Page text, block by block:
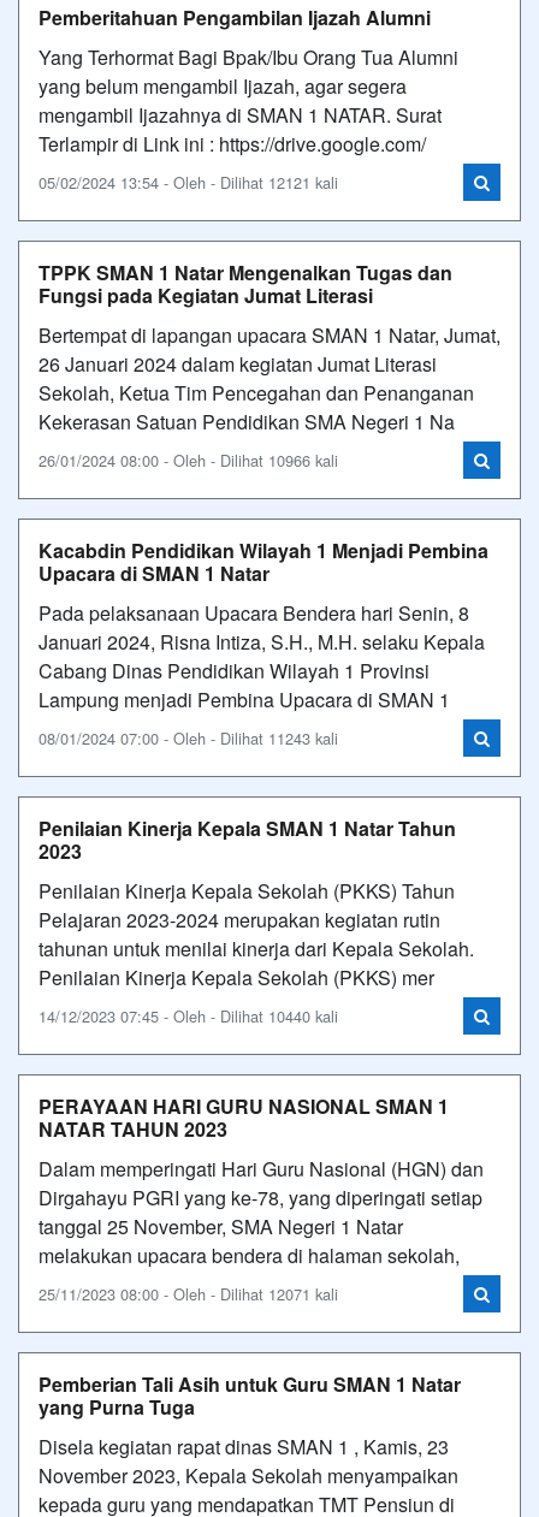
Pemberitahuan Pengambilan Ijazah Alumni
Yang Terhormat Bagi Bpak/Ibu Orang Tua Alumni
yang belum mengambil Ijazah, agar segera
mengambil Ijazahnya di SMAN 1 NATAR. Surat
Terlampir di Link ini : https://drive.google.com/
05/02/2024 13:54 - Oleh - Dilihat 12121 kali
TPPK SMAN 1 Natar Mengenalkan Tugas dan
Fungsi pada Kegiatan Jumat Literasi
Bertempat di lapangan upacara SMAN 1 Natar, Jumat,
26 Januari 2024 dalam kegiatan Jumat Literasi
Sekolah, Ketua Tim Pencegahan dan Penanganan
Kekerasan Satuan Pendidikan SMA Negeri 1 Na
26/01/2024 08:00 - Oleh - Dilihat 10966 kali
Kacabdin Pendidikan Wilayah 1 Menjadi Pembina
Upacara di SMAN 1 Natar
Pada pelaksanaan Upacara Bendera hari Senin, 8
Januari 2024, Risna Intiza, S.H., M.H. selaku Kepala
Cabang Dinas Pendidikan Wilayah 1 Provinsi
Lampung menjadi Pembina Upacara di SMAN 1
08/01/2024 07:00 - Oleh - Dilihat 11243 kali
Penilaian Kinerja Kepala SMAN 1 Natar Tahun
2023
Penilaian Kinerja Kepala Sekolah (PKKS) Tahun
Pelajaran 2023-2024 merupakan kegiatan rutin
tahunan untuk menilai kinerja dari Kepala Sekolah.
Penilaian Kinerja Kepala Sekolah (PKKS) mer
14/12/2023 07:45 - Oleh - Dilihat 10440 kali
PERAYAAN HARI GURU NASIONAL SMAN 1
NATAR TAHUN 2023
Dalam memperingati Hari Guru Nasional (HGN) dan
Dirgahayu PGRI yang ke-78, yang diperingati setiap
tanggal 25 November, SMA Negeri 1 Natar
melakukan upacara bendera di halaman sekolah,
25/11/2023 08:00 - Oleh - Dilihat 12071 kali
Pemberian Tali Asih untuk Guru SMAN 1 Natar
yang Purna Tuga
Disela kegiatan rapat dinas SMAN 1 , Kamis, 23
November 2023, Kepala Sekolah menyampaikan
kepada guru yang mendapatkan TMT Pensiun di